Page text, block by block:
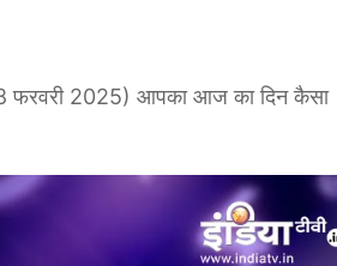
फरवरी 2025) आपका आज का दिन कैसा